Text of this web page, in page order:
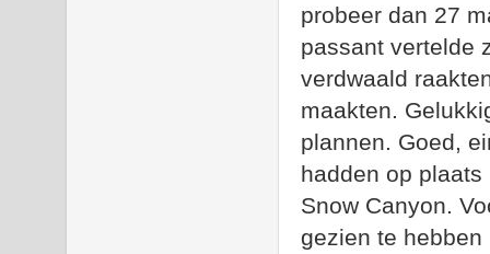
probeer dan 27
passant vertelde
verdwaald
maakten.
plannen. Goed,
hadden op
Snow Canyon.
gezien te hebben